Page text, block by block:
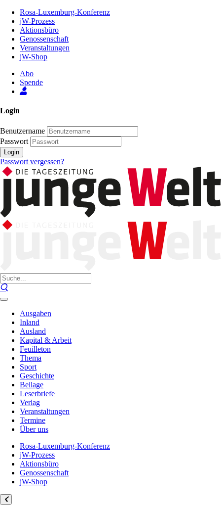
Inhalt
Seite
Rosa-Luxemburg-Konferenz
jW-Prozess
Aktionsbüro
Genossenschaft
Veranstaltungen
jW-Shop
Abo
Spende
Login
Benutzername
Passwort
Login
Passwort vergessen?
Ausgaben
Inland
Ausland
Kapital & Arbeit
Feuilleton
Thema
Sport
Geschichte
Beilage
Leserbriefe
Verlag
Veranstaltungen
Termine
Über uns
Rosa-Luxemburg-Konferenz
jW-Prozess
Aktionsbüro
Genossenschaft
jW-Shop